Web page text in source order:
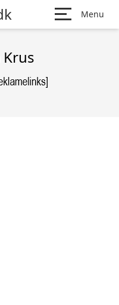
Menu
Krus